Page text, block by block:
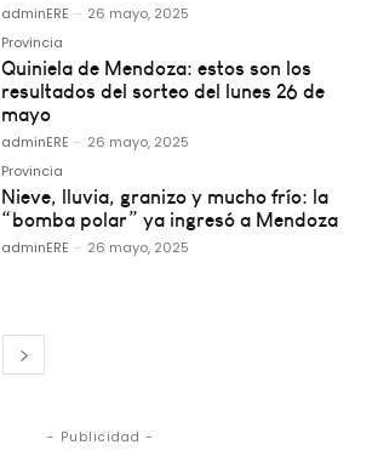
adminERE - 26 mayo, 2025
Provincia
Quiniela de Mendoza: estos son los
resultados del sorteo del lunes 26 de
mayo
adminERE - 26 mayo, 2025
Provincia
Nieve, lluvia, granizo y mucho frío: la
“bomba polar” ya ingresó a Mendoza
adminERE - 26 mayo, 2025
- Publicidad -